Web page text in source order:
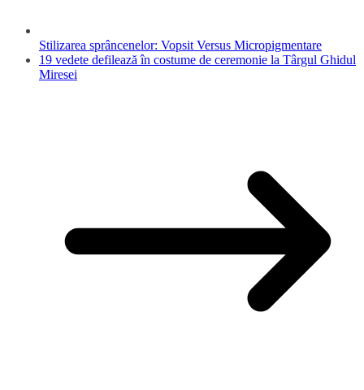
Stilizarea sprâncenelor: Vopsit Versus Micropigmentare
19 vedete defilează în costume de ceremonie la Târgul Ghidul
Miresei